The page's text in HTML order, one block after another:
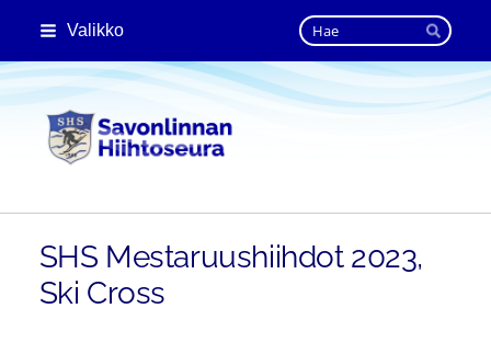
Siirry
sisältöön
Valikko Haku
Hae
Savonlinnan Hiihtoseura
SHS Mestaruushiihdot 2023,
Ski Cross